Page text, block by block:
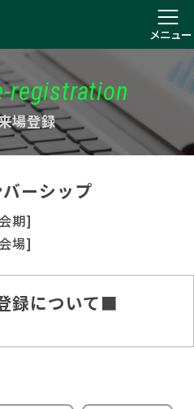
メニュー
registration
場登録
ーシップ
期]
場]
録について■